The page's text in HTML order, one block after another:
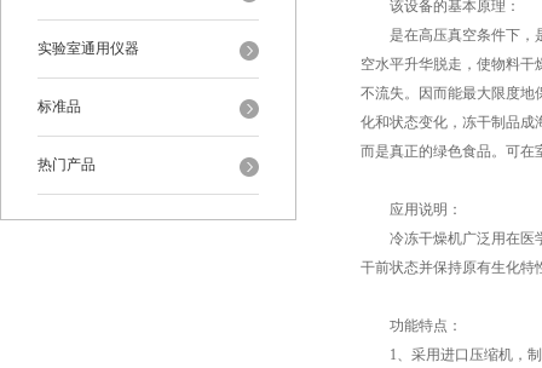
实验室通用仪器
标准品
热门产品
该设备的基本原理：
是在高压真空条件下，是
空水平升华脱走，使物料
不流失。因而能最大限度地
化和状态变化，冻干制品成
而是真正的绿色食品。可在
应用说明：
冷冻干燥机广泛用在医学
干前状态并保持原有生化特
功能特点：
1、采用进口压缩机，制